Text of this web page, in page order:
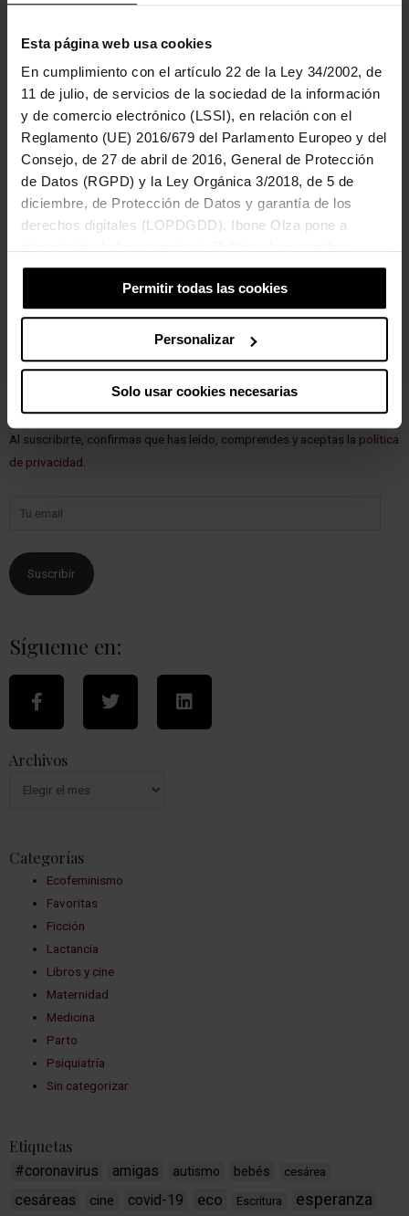
Esta página web usa cookies
En cumplimiento con el artículo 22 de la Ley 34/2002, de
11 de julio, de servicios de la sociedad de la información
y de comercio electrónico (LSSI), en relación con el
Reglamento (UE) 2016/679 del Parlamento Europeo y del
Consejo, de 27 de abril de 2016, General de Protección
de Datos (RGPD) y la Ley Orgánica 3/2018, de 5 de
diciembre, de Protección de Datos y garantía de los
derechos digitales (LOPDGDD), Ibone Olza pone a
tratamiento de cookies del sitio Web.
Permitir todas las cookies
Personalizar
Solo usar cookies necesarias
basada en La colonia penitenciaria. Cuando su amigo
Rafa compró una de esas camas altas que según Ikea son
«ideales para los dormitorios pequeños porque aprovechan
Vicente no pudo evitar verbalizar en alto la inmediata asociación
de ideas que pasó por su mente: «más que una litera parece la
cámara de tortura que diseñó el mísmisimo Kafka para la colonia
penitenciaria».
La obra empieza cuando Elling (el gran Carmelo Gómez) ingresa
en el hospital psiquiátrico y conoce a su compañero de habitación
Suscríbete por email
Introduce tu email para suscribirte a este blog y recibir avisos de nuevas
entradas.
Al suscribirte, confirmas que has leído, comprendes y aceptas la política
de privacidad
Suscribir
Sígueme en:
Archivos
Categorías
Ecofeminismo
Favoritas
Ficción
Lactancia
Libros y cine
Maternidad
Medicina
Parto
Psiquiatría
Sin categorizar
Etiquetas
#coronavirus amigas autismo bebés cesárea
cesáreas cine covid-19 eco Escritura esperanza